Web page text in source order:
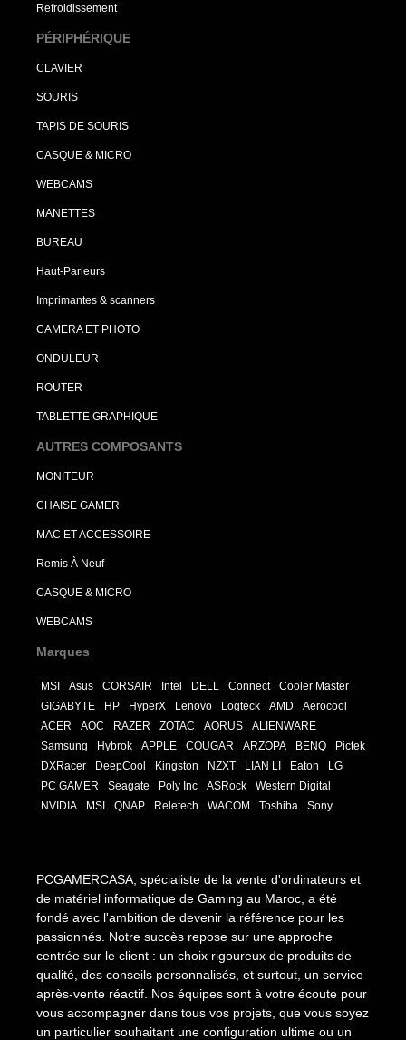
Refroidissement
PÉRIPHÉRIQUE
CLAVIER
SOURIS
TAPIS DE SOURIS
CASQUE & MICRO
WEBCAMS
MANETTES
BUREAU
Haut-Parleurs
Imprimantes & scanners
CAMERA ET PHOTO
ONDULEUR
ROUTER
TABLETTE GRAPHIQUE
AUTRES COMPOSANTS
MONITEUR
CHAISE GAMER
MAC ET ACCESSOIRE
Remis À Neuf
CASQUE & MICRO
WEBCAMS
Marques
MSI Asus CORSAIR Intel DELL Connect
Cooler Master
GIGABYTE
HP HyperX Lenovo Logteck AMD
Aerocool
ACER
AOC RAZER ZOTAC AORUS
ALIENWARE
Samsung
Hybrok APPLE COUGAR ARZOPA BENQ
Pictek
DXRacer
DeepCool Kingston NZXT LIAN LI Eaton
LG
PC GAMER
Seagate Poly Inc ASRock
Western Digital
NVIDIA
MSI QNAP Reletech WACOM Toshiba Sony
PCGAMERCASA, spécialiste de la vente d'ordinateurs et
de matériel informatique de Gaming au Maroc, a été
fondé avec l'ambition de devenir la référence pour les
passionnés. Notre succès repose sur une approche
centrée sur le client : un choix rigoureux de produits de
qualité, des conseils personnalisés, et surtout, un service
après-vente réactif. Nos équipes sont à votre écoute pour
vous accompagner dans tous vos projets, que vous soyez
un particulier souhaitant une configuration ultime ou un